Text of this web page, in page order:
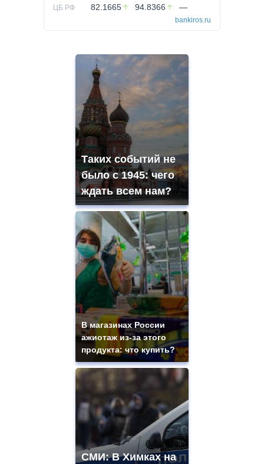
ЦБ РФ 82.1665 94.8366 —
bankiros.ru
Таких событий не
было с 1945: чего
ждать всем нам?
В магазинах России
ажиотаж из-за этого
продукта: что купить?
СМИ: В Химках на